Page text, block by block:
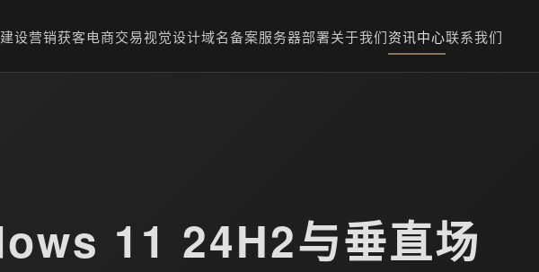
设营销获客电商交易视觉设计域名备案服务器部署关于我们资讯中心联系我们
11 24H2与垂直场